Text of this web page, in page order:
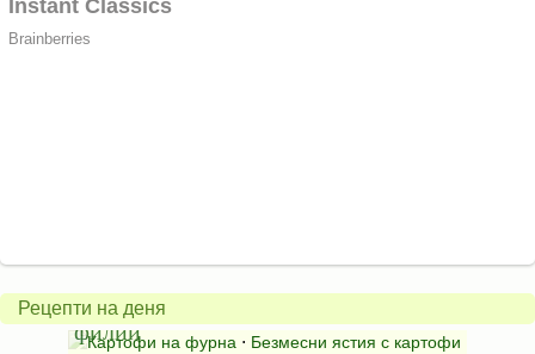
Рецепти на деня
гъбено-
грахови
филии
Картофи на фурна ⋅ Безмесни ястия с картофи
с